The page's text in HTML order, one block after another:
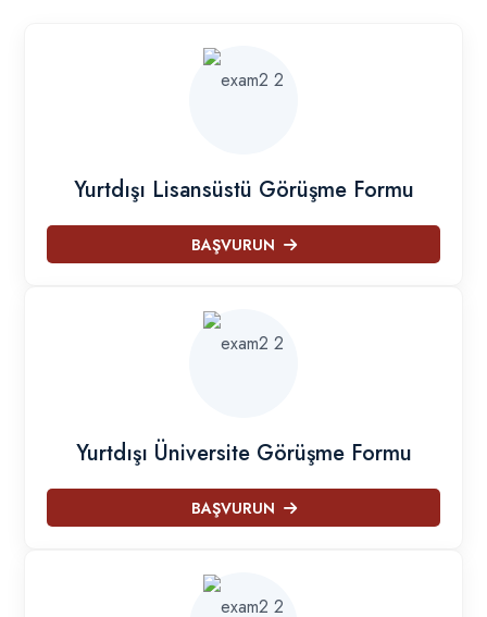
Yurtdışı Lisansüstü Görüşme Formu
BAŞVURUN
Yurtdışı Üniversite Görüşme Formu
BAŞVURUN